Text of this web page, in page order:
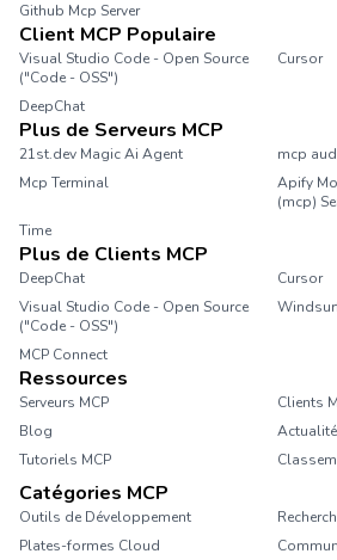
Github Mcp Server
Client MCP Populaire
Visual Studio Code - Open Source
("Code - OSS")
Cursor
DeepChat
Plus de Serveurs MCP
21st.dev Magic Ai Agent
mcp
Mcp Terminal
Apify
(mcp)
Time
Plus de Clients MCP
DeepChat
Cursor
Visual Studio Code - Open Source
("Code - OSS")
MCP Connect
Ressources
Serveurs MCP
Clients
Blog
Tutoriels MCP
Catégories MCP
Outils de Développement
Plates-formes Cloud